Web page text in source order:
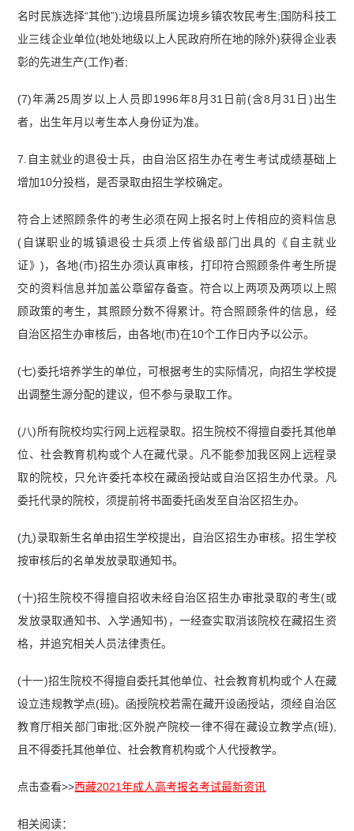
名时民族选择“其他”);边境县所属边境乡镇农牧民考生;国防科技工
业三线企业单位(地处地级以上人民政府所在地的除外)获得企业表
彰的先进生产(工作)者;
(7)年满25周岁以上人员即1996年8月31日前(含8月31日)出生
者，出生年月以考生本人身份证为准。
7.自主就业的退役士兵，由自治区招生办在考生考试成绩基础上
增加10分投档，是否录取由招生学校确定。
符合上述照顾条件的考生必须在网上报名时上传相应的资料信息
(自谋职业的城镇退役士兵须上传省级部门出具的《自主就业
证》)，各地(市)招生办须认真审核，打印符合照顾条件考生所提
交的资料信息并加盖公章留存备查。符合以上两项及两项以上照
顾政策的考生，其照顾分数不得累计。符合照顾条件的信息，经
自治区招生办审核后，由各地(市)在10个工作日内予以公示。
(七)委托培养学生的单位，可根据考生的实际情况，向招生学校提
出调整生源分配的建议，但不参与录取工作。
(八)所有院校均实行网上远程录取。招生院校不得擅自委托其他单
位、社会教育机构或个人在藏代录。凡不能参加我区网上远程录
取的院校，只允许委托本校在藏函授站或自治区招生办代录。凡
委托代录的院校，须提前将书面委托函发至自治区招生办。
(九)录取新生名单由招生学校提出，自治区招生办审核。招生学校
按审核后的名单发放录取通知书。
(十)招生院校不得擅自招收未经自治区招生办审批录取的考生(或
发放录取通知书、入学通知书)，一经查实取消该院校在藏招生资
格，并追究相关人员法律责任。
(十一)招生院校不得擅自委托其他单位、社会教育机构或个人在藏
设立违规教学点(班)。函授院校若需在藏开设函授站，须经自治区
教育厅相关部门审批;区外脱产院校一律不得在藏设立教学点(班),
且不得委托其他单位、社会教育机构或个人代授教学。
点击查看>>西藏2021年成人高考报名考试最新资讯
相关阅读：